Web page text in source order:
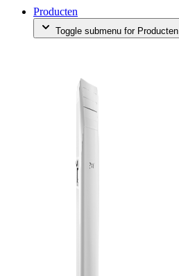
Producten
Toggle submenu for Producten